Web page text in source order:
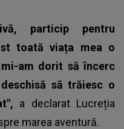
particip pentru
toată viața mea o
am dorit să încerc
să trăiesc o
a declarat Lucreția
marea aventură.